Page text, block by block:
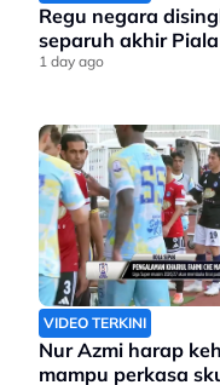
Regu negara
separuh akhir
1 day ago
VIDEO TERKINI
Nur Azmi harap
mampu perkasa